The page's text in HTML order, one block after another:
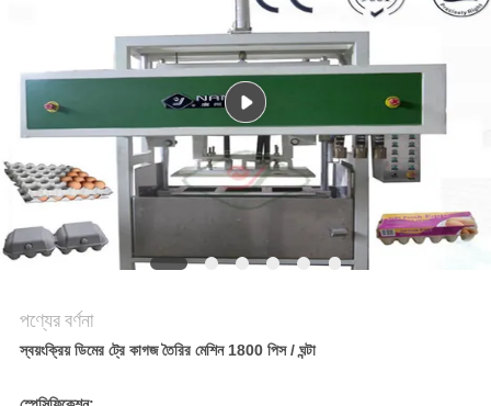
SITEMAP
PRIVACY
POLICY
পণ্যের বর্ণনা
স্বয়ংক্রিয় ডিমের ট্রে কাগজ তৈরির মেশিন 1800 পিস / ঘন্টা